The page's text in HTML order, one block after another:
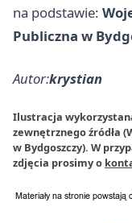
na podstawie:
Publiczna w
Autor:krystian
Ilustracja
zewnętrznego źródła
w Bydgoszczy). W
zdjęcia prosimy o